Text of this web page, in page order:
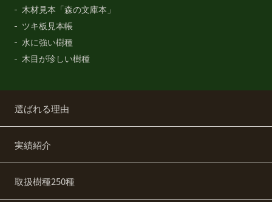
木材見本「森の文庫本」
ツキ板見本帳
水に強い樹種
木目が珍しい樹種
選ばれる理由
実績紹介
取扱樹種250種